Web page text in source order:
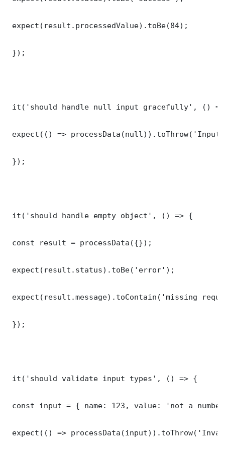
expect(result.processedValue).toBe(84);
});
it('should handle null input gracefully', ()
expect(() =>
});
it('should handle empty object', () => {
const result = processData({});
expect(result.status).toBe('error');
expect(result.message).toContain('missing
});
it('should validate input types', () => {
const input = { name: 123, value: 'not a
expect(() =>